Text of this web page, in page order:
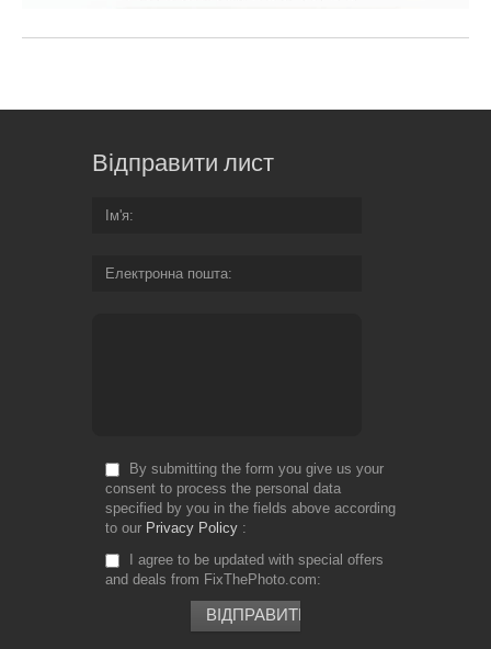
Відправити лист
Ім'я
Електронна пошта
By submitting the form you give us your
consent to process the personal data
specified by you in the fields above according
to our Privacy Policy
I agree to be updated with special offers
and deals from FixThePhoto.com